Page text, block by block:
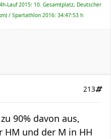
Lauf 2015: 10. Gesamtplatz, Deutscher
/ Spartathlon 2016: 34:47:53 h
213
90% davon aus,
HM und der M in HH